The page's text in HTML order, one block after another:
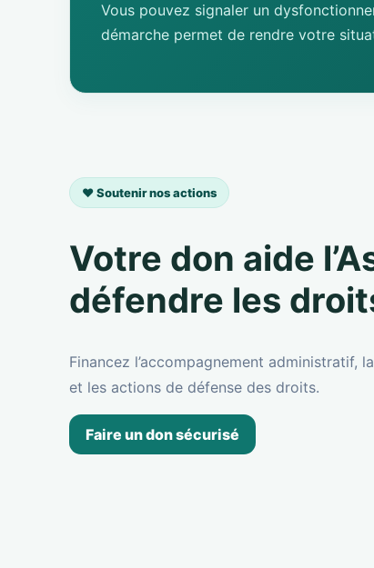
Vous pouvez signaler un
démarche permet de rendre votre
❤️ Soutenir nos actions
Votre don aide
défendre les
Financez l’accompagnement administratif,
et les actions de défense des droits.
Faire un don sécurisé